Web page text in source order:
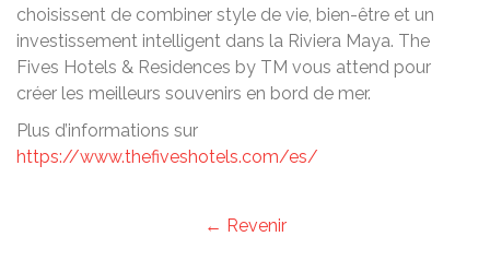
choisissent de combiner style de vie, bien-être et un
investissement intelligent dans la Riviera Maya. The
Fives Hotels & Residences by TM vous attend pour
créer les meilleurs souvenirs en bord de mer.
Plus d’informations sur
https://www.thefiveshotels.com/es/
← Revenir